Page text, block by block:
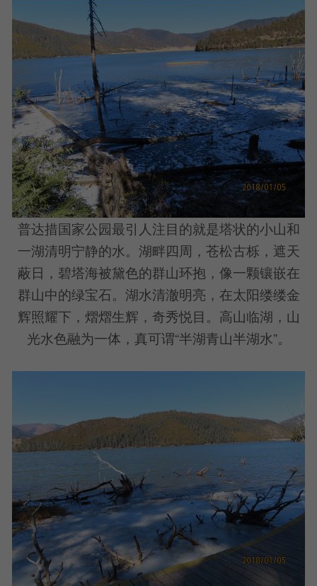
普达措国家公园最引人注目的就是塔状的小山和
一湖清明宁静的水。湖畔四周，苍松古栎，遮天
蔽日，碧塔海被黛色的群山环抱，像一颗镶嵌在
群山中的绿宝石。湖水清澈明亮，在太阳缕缕金
辉照耀下，熠熠生辉，奇秀悦目。高山临湖，山
光水色融为一体，真可谓“半湖青山半湖水”。